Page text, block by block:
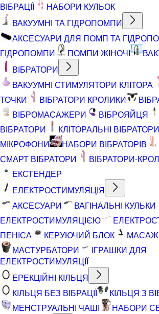
ВІБРАЦІЇ
НАБОРИ КУЛЬОК
ВАКУУМНІ ТА ГІДРОПОМПИ
АКСЕСУАРИ ДЛЯ ПОМП ТА
ГІДРОПОМПИ
ПОМПИ ЖІНОЧІ
ВІБРАТОРИ
ВАКУУМНІ СТИМУЛЯТОРИ КЛІТОРА
ТОЧКИ
ВІБРАТОРИ КРОЛИКИ
ВІБРОМАСАЖЕРИ
ВІБРОЯЙЦЯ
ВІБРАТОРИ
КЛІТОРАЛЬНІ
МІКРОФОНИ
НАБОРИ ВІБРАТОРІВ
СМАРТ ВІБРАТОРИ
ВІБРАТОРИ-
ЕКСТЕНДЕР
ЕЛЕКТРОСТИМУЛЯЦІЯ
АКСЕСУАРИ
ВАГІНАЛЬНІ КУЛЬКИ
ЕЛЕКТРОСТИМУЛЯЦІЄЮ
ПЕНІСА
КЕРУЮЧИЙ БЛОК
МАСТУРБАТОРИ
ІГРАШКИ ДЛЯ
ЕЛЕКТРОСТИМУЛЯЦІЇ
ЕРЕКЦІЙНІ КІЛЬЦЯ
КІЛЬЦЯ БЕЗ ВІБРАЦІЇ
КІЛЬЦЯ З
МЕНСТРУАЛЬНІ ЧАШІ
НАБОРИ